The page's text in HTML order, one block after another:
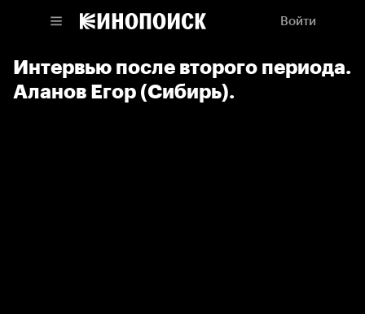
Войти
Интервью после второго периода.
Аланов Егор (Сибирь).